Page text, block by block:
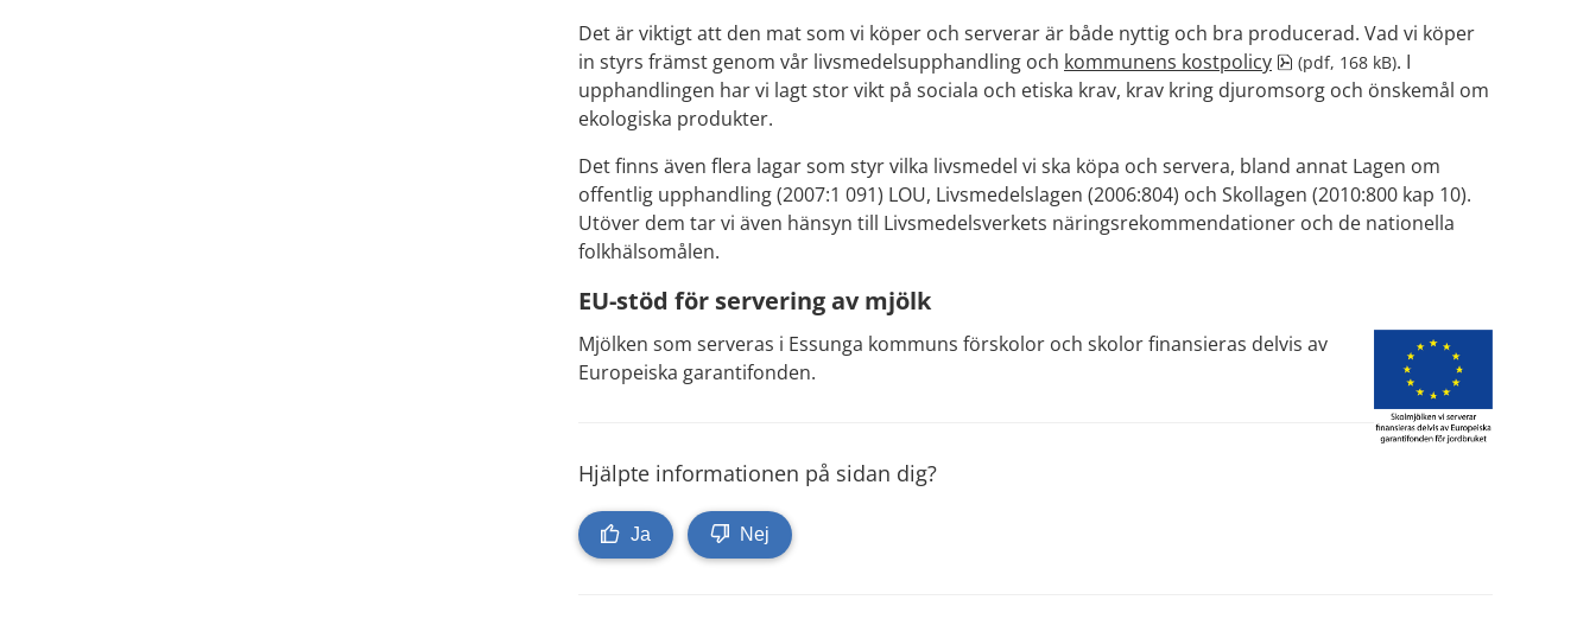
Det är viktigt att den mat som vi köper och serverar är både nyttig och bra producerad. Vad vi köper
in styrs främst genom vår livsmedelsupphandling och kommunens kostpolicy pdf, 168 kB.
(pdf, 168 kB). I
upphandlingen har vi lagt stor vikt på sociala och etiska krav, krav kring djuromsorg och önskemål om
ekologiska produkter.
Det finns även flera lagar som styr vilka livsmedel vi ska köpa och servera, bland annat Lagen om
offentlig upphandling (2007:1 091) LOU, Livsmedelslagen (2006:804) och Skollagen (2010:800 kap 10).
Utöver dem tar vi även hänsyn till Livsmedelsverkets näringsrekommendationer och de nationella
folkhälsomålen.
EU-stöd för servering av mjölk
Mjölken som serveras i Essunga kommuns förskolor och skolor finansieras delvis av
Europeiska garantifonden.
Hjälpte informationen på sidan dig?
Ja Nej